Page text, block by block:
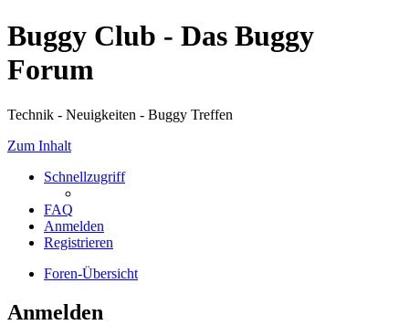
Buggy Club - Das Buggy
Forum
Technik - Neuigkeiten - Buggy Treffen
Zum Inhalt
Schnellzugriff
FAQ
Anmelden
Registrieren
Foren-Übersicht
Anmelden